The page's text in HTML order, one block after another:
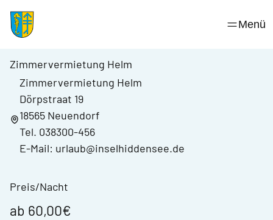
content
Menü
alle Bilder ansehen
Zimmervermietung Helm
Zimmervermietung Helm
Dörpstraat 19
18565 Neuendorf
Tel. 038300-456
E-Mail: urlaub@inselhiddensee.de
Preis/Nacht
ab 60,00€